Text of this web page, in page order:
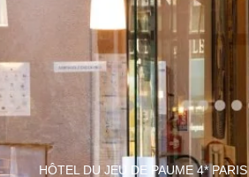
HÔTEL DU JEU DE PAUME 4* PARIS